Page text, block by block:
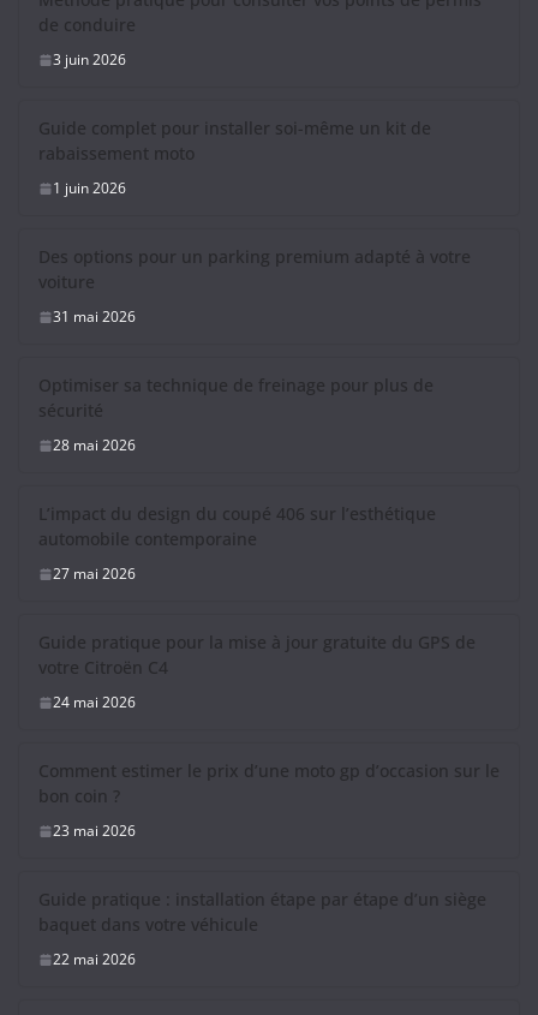
de conduire
3 juin 2026
Guide complet pour installer soi-même un kit de
rabaissement moto
1 juin 2026
Des options pour un parking premium adapté à votre
voiture
31 mai 2026
Optimiser sa technique de freinage pour plus de
sécurité
28 mai 2026
L’impact du design du coupé 406 sur l’esthétique
automobile contemporaine
27 mai 2026
Guide pratique pour la mise à jour gratuite du GPS de
votre Citroën C4
24 mai 2026
Comment estimer le prix d’une moto gp d’occasion sur le
bon coin ?
23 mai 2026
Guide pratique : installation étape par étape d’un siège
baquet dans votre véhicule
22 mai 2026